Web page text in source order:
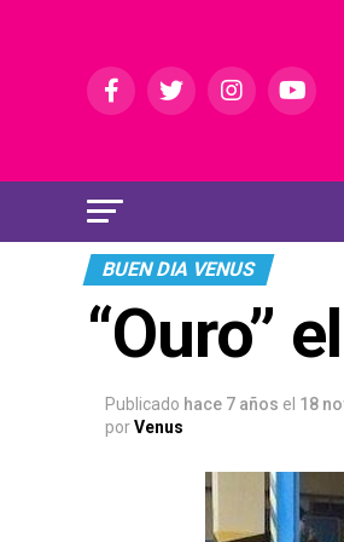
BUEN DIA VENUS
“Ouro”
Publicado hace 7 años el 18
porVenus